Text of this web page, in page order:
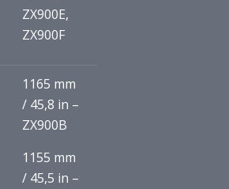
ZX900E,
ZX900F
1165 mm
/ 45,8 in –
ZX900B
1155 mm
/ 45,5 in –